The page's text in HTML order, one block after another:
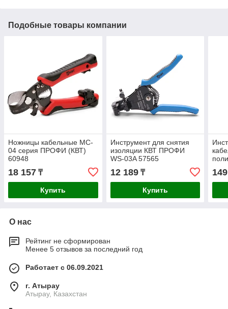
Подобные товары компании
Ножницы кабельные MC-
04 серия ПРОФИ (КВТ)
60948
18 157 ₸
Купить
Инструмент для снятия
изоляции КВТ ПРОФИ
WS-03A 57565
12 189₸
Купить
О нас
Рейтинг не сформирован
Менее 5 отзывов за последний год
Работает с 06.09.2021
г. Атырау
Атырау, Казахстан